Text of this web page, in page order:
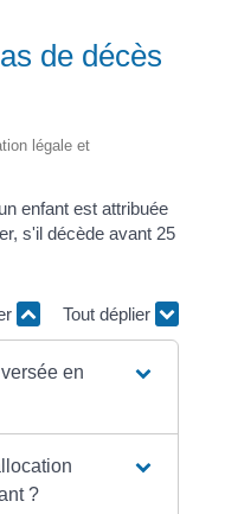
de décès
légale et
enfant est attribuée
s'il décède avant 25
Tout déplier
en
?